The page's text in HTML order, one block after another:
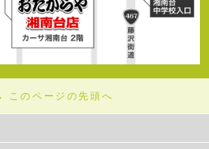
このページの先頭へ